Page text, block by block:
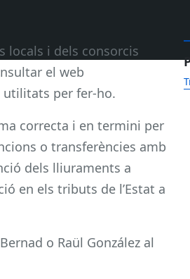
locals i dels consorcis
el web
utilitats per fer-ho.
correcta i en termini per
o transferències amb
dels lliuraments a
en els tributs de l’Estat a
o Raül González al